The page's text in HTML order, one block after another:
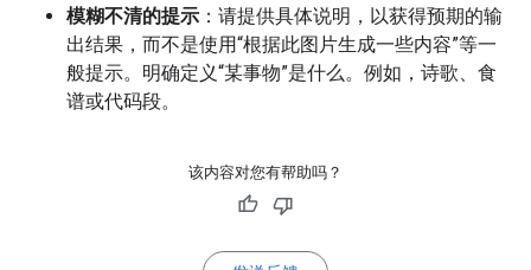
模糊不清的提示 ：请提供具体说明，以获得预期的输
出结果，而不是使用“根据此图片生成一些内容”等一
般提示。明确定义“某事物”是什么。例如，诗歌、食
谱或代码段。
该内容对您有帮助吗？